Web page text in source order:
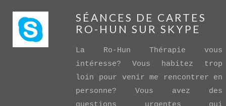
SÉANCES DE CARTES
RO-HUN SUR SKYPE
La Ro-Hun Thérapie vous
intéresse? Vous habitez trop
loin pour venir me rencontrer en
personne? Vous avez des